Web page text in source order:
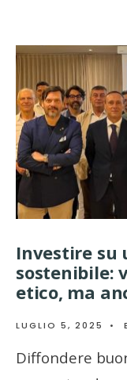
Investire su
sostenibile:
etico, ma
LUGLIO 5, 2025 •
Diffondere